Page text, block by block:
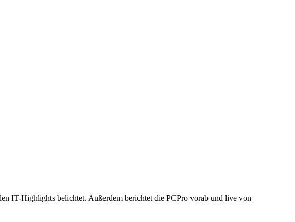
IT-Highlights belichtet. Außerdem berichtet die PCPro vorab und live von